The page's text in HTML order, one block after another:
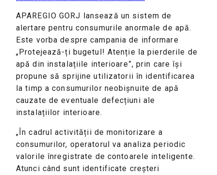
APAREGIO GORJ lansează un sistem de
alertare pentru consumurile anormale de apă.
Este vorba despre campania de informare
„Protejează-ți bugetul! Atenție la pierderile de
apă din instalațiile interioare”, prin care își
propune să sprijine utilizatorii în identificarea
la timp a consumurilor neobișnuite de apă
cauzate de eventuale defecțiuni ale
instalațiilor interioare.
„În cadrul activității de monitorizare a
consumurilor, operatorul va analiza periodic
valorile înregistrate de contoarele inteligente.
Atunci când sunt identificate creșteri